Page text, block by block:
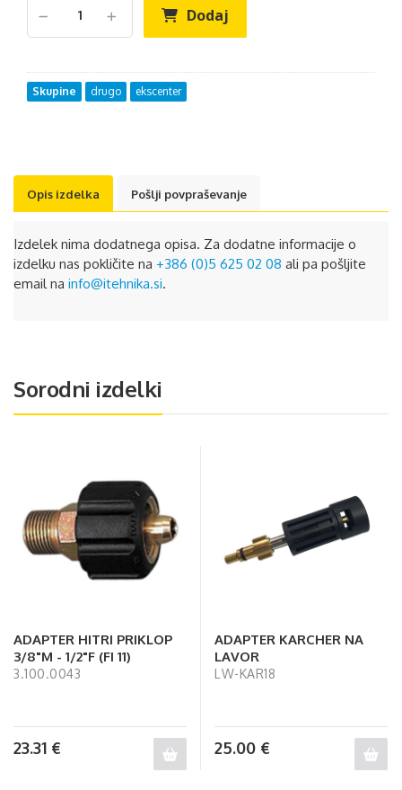
Dodaj
Skupine drugo ekscenter
Opis izdelka Pošlji povpraševanje
Izdelek nima dodatnega opisa. Za dodatne informacije o
izdelku nas pokličite na +386 (0)5 625 02 08 ali pa pošljite
email na info@itehnika.si.
Sorodni izdelki
ADAPTER HITRI PRIKLOP
3/8"M - 1/2"F (FI 11)
3.100.0043
23.31 €
ADAPTER KARCHER NA
LAVOR
LW-KAR18
25.00 €